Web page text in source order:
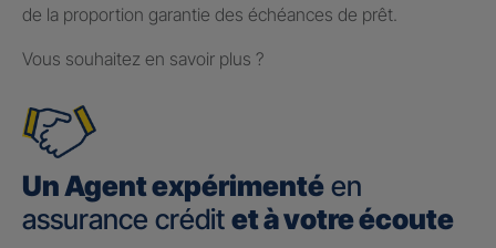
de la proportion garantie des échéances de prêt.
Vous souhaitez en savoir plus ?
Un Agent expérimenté en
assurance crédit et à votre écoute